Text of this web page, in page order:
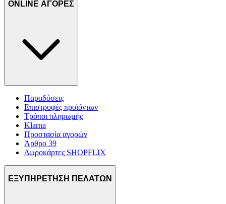
ONLINE ΑΓΟΡΕΣ
Παραδόσεις
Επιστροφές προϊόντων
Τρόποι πληρωμής
Klarna
Προστασία αγορών
Άρθρο 39
Δωροκάρτες SHOPFLIX
ΕΞΥΠΗΡΕΤΗΣΗ ΠΕΛΑΤΩΝ